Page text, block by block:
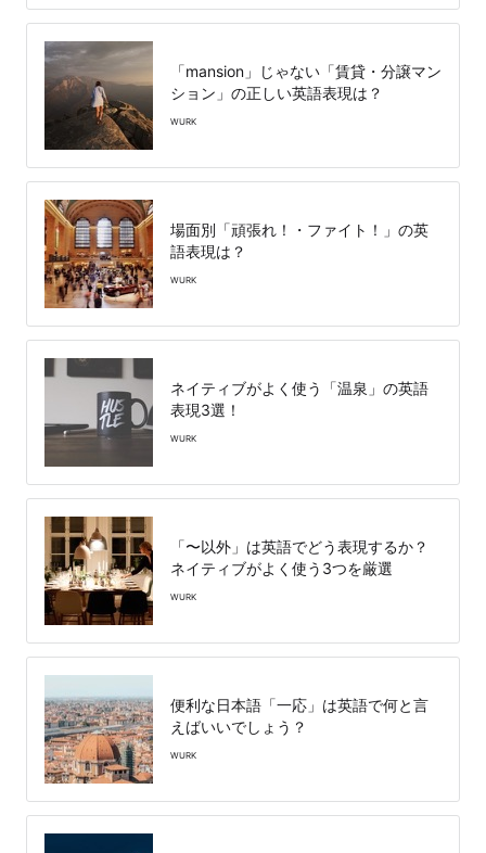
「mansion」じゃない「賃貸・分譲マン
ション」の正しい英語表現は？
WURK
場面別「頑張れ！・ファイト！」の英
語表現は？
WURK
ネイティブがよく使う「温泉」の英語
表現3選！
WURK
「〜以外」は英語でどう表現するか？
ネイティブがよく使う3つを厳選
WURK
便利な日本語「一応」は英語で何と言
えばいいでしょう？
WURK